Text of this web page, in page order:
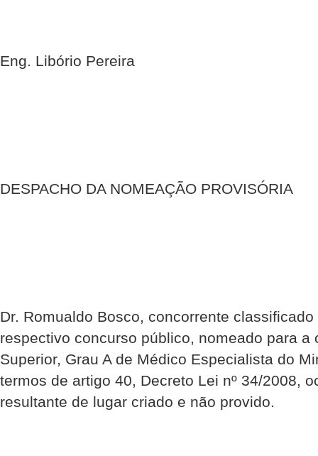
Eng. Libório Pereira
DESPACHO DA NOMEAÇÃO PROVISÓRIA
Dr. Romualdo Bosco, concorrente classificado
respectivo concurso público, nomeado para a
Superior, Grau A de Médico Especialista do
termos de artigo 40, Decreto Lei nº 34/2008,
resultante de lugar criado e não provido.